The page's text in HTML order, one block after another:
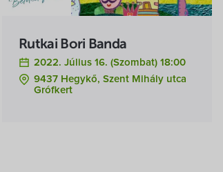
Rutkai Bori Banda
2022. Július 16. (szombat) 18:00
9437 Hegykő, Szent Mihály utca
Grófkert